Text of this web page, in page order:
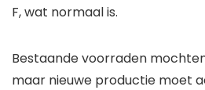
F, wat normaal is.
Bestaande voorraden
maar nieuwe productie moet